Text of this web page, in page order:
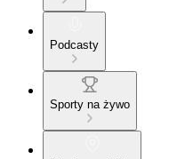
Podcasty
Sporty na żywo